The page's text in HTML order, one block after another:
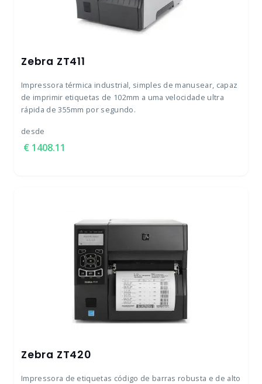
Zebra ZT411
Impressora térmica industrial, simples de manusear, capaz
de imprimir etiquetas de 102mm a uma velocidade ultra
rápida de 355mm por segundo.
desde
1408.11
Zebra ZT420
Impressora de etiquetas código de barras robusta e de alto